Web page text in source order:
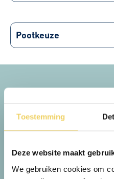
Toestemming
Deze website maakt
We gebruiken cookies om
Pootkeuze
07
Wij hebben in
Het uitzoeken dmv de